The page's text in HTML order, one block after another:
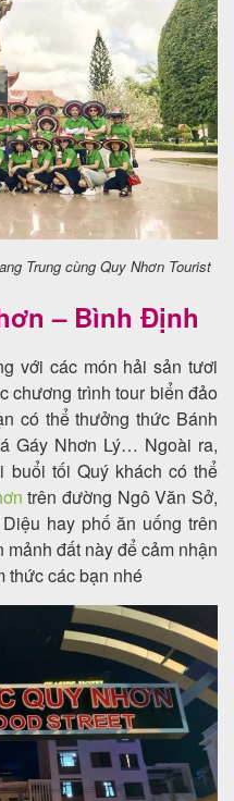
Trung cùng Quy Nhơn Tourist
– Bình Định
với các món hải sản tươi
chương trình tour biển đảo
có thể thưởng thức Bánh
Gáy Nhơn Lý… Ngoài ra,
buổi tối Quý khách có thể
trên đường Ngô Văn Sở,
hay phố ăn uống trên
đất này để cảm nhận
thức các bạn nhé